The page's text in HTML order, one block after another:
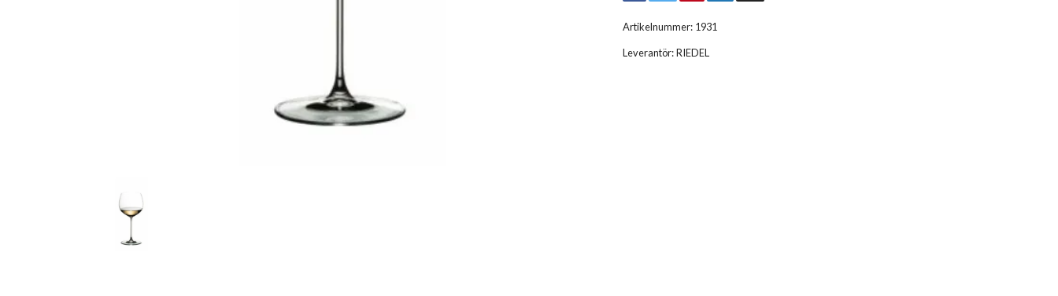
Artikelnummer: 1931
Leverantör:RIEDEL